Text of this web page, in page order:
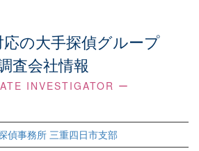
の大手探偵グループ
査会社情報
INVESTIGATOR ー
偵事務所 三重四日市支部